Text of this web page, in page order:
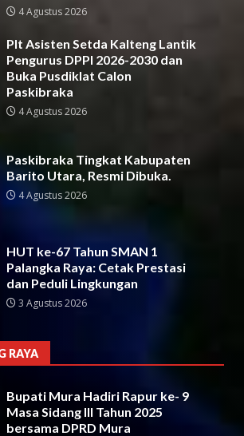
4 Agustus 2026
Plt Asisten Setda Kalteng Lantik
Pengurus DPPI 2026-2030 dan
Buka Pusdiklat Calon
Paskibraka
4 Agustus 2026
Paskibraka Tingkat Kabupaten
Barito Utara, Resmi Dibuka.
4 Agustus 2026
HUT ke-67 Tahun SMAN 1
Palangka Raya: Cetak Prestasi
dan Peduli Lingkungan
3 Agustus 2026
RAYA
Bupati Mura Hadiri Rapur ke- 9
Masa Sidang III Tahun 2025
bersama DPRD Mura